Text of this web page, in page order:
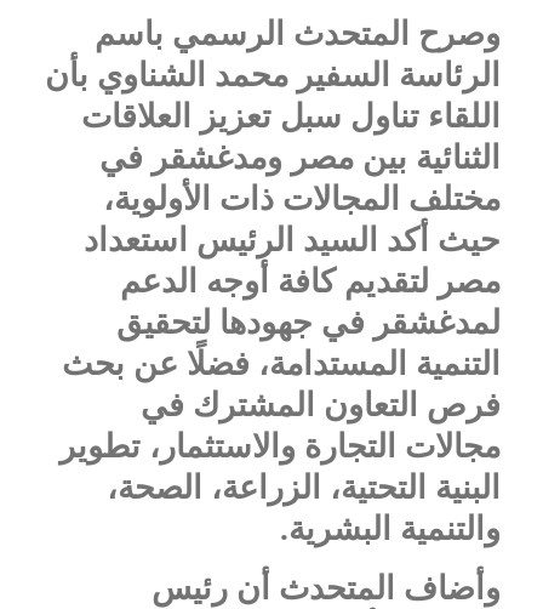
وصرح المتحدث الرسمي باسم
الرئاسة السفير محمد الشناوي بأن
اللقاء تناول سبل تعزيز العلاقات
الثنائية بين مصر ومدغشقر في
مختلف المجالات ذات الأولوية،
حيث أكد السيد الرئيس استعداد
مصر لتقديم كافة أوجه الدعم
لمدغشقر في جهودها لتحقيق
التنمية المستدامة، فضلًا عن بحث
فرص التعاون المشترك في
مجالات التجارة والاستثمار، تطوير
البنية التحتية، الزراعة، الصحة،
والتنمية البشرية.
وأضاف المتحدث أن رئيس